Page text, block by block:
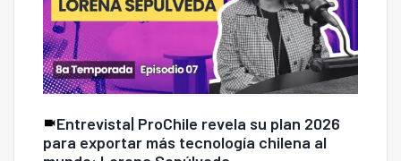
Entrevista| ProChile revela su plan 2026
para exportar más tecnología chilena al